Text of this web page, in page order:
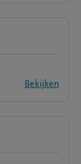
Bekijken